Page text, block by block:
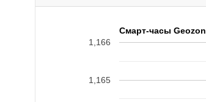
Смарт-часы Geozon
1,165
1,166